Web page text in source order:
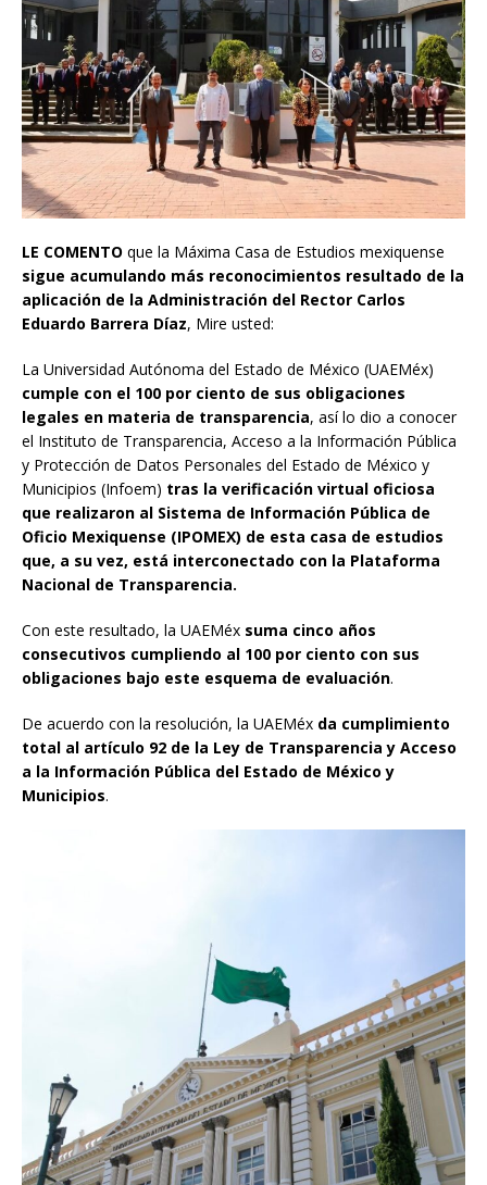
LE COMENTO que la Máxima Casa de Estudios mexiquense
sigue acumulando más reconocimientos resultado de la
aplicación de la Administración del Rector Carlos
Eduardo Barrera Díaz, Mire usted:
La Universidad Autónoma del Estado de México (UAEMéx)
cumple con el 100 por ciento de sus obligaciones
legales en materia de transparencia, así lo dio a conocer
el Instituto de Transparencia, Acceso a la Información Pública
y Protección de Datos Personales del Estado de México y
Municipios (Infoem) tras la verificación virtual oficiosa
que realizaron al Sistema de Información Pública de
Oficio Mexiquense (IPOMEX) de esta casa de estudios
que, a su vez, está interconectado con la Plataforma
Nacional de Transparencia.
Con este resultado, la UAEMéx suma cinco años
consecutivos cumpliendo al 100 por ciento con sus
obligaciones bajo este esquema de evaluación.
De acuerdo con la resolución, la UAEMéx da cumplimiento
total al artículo 92 de la Ley de Transparencia y Acceso
a la Información Pública del Estado de México y
Municipios.